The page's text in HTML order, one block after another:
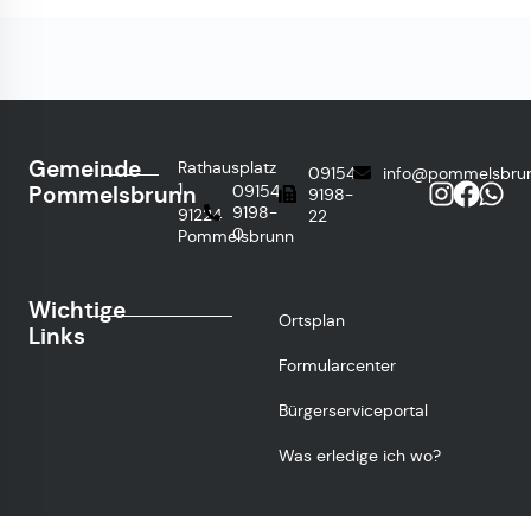
Gemeinde
Pommelsbrunn
Rathausplatz
1
91224
Pommelsbrunn
09154
9198-
0
09154
9198-
22
Wichtige
Links
Ortsplan
Formularcenter
Bürgerserviceportal
Was erledige ich wo?